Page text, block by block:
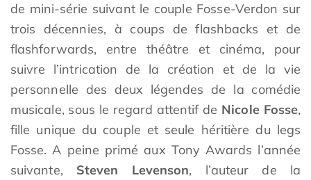
de mini-série suivant le couple Fosse-Verdon sur
trois décennies, à coups de flashbacks et de
flashforwards, entre théâtre et cinéma, pour
suivre l’intrication de la création et de la vie
personnelle des deux légendes de la comédie
musicale, sous le regard attentif de Nicole Fosse,
fille unique du couple et seule héritière du legs
Fosse. A peine primé aux Tony Awards l’année
suivante, Steven Levenson, l’auteur de la